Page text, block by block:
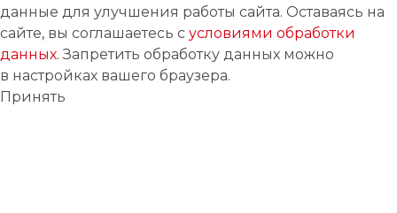
данные для улучшения работы сайта. Оставаясь на
сайте, вы соглашаетесь с условиями обработки
данных. Запретить обработку данных можно
в настройках вашего браузера.
Принять